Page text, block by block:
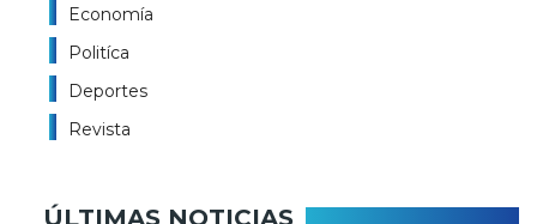
Economía
Politíca
Deportes
Revista